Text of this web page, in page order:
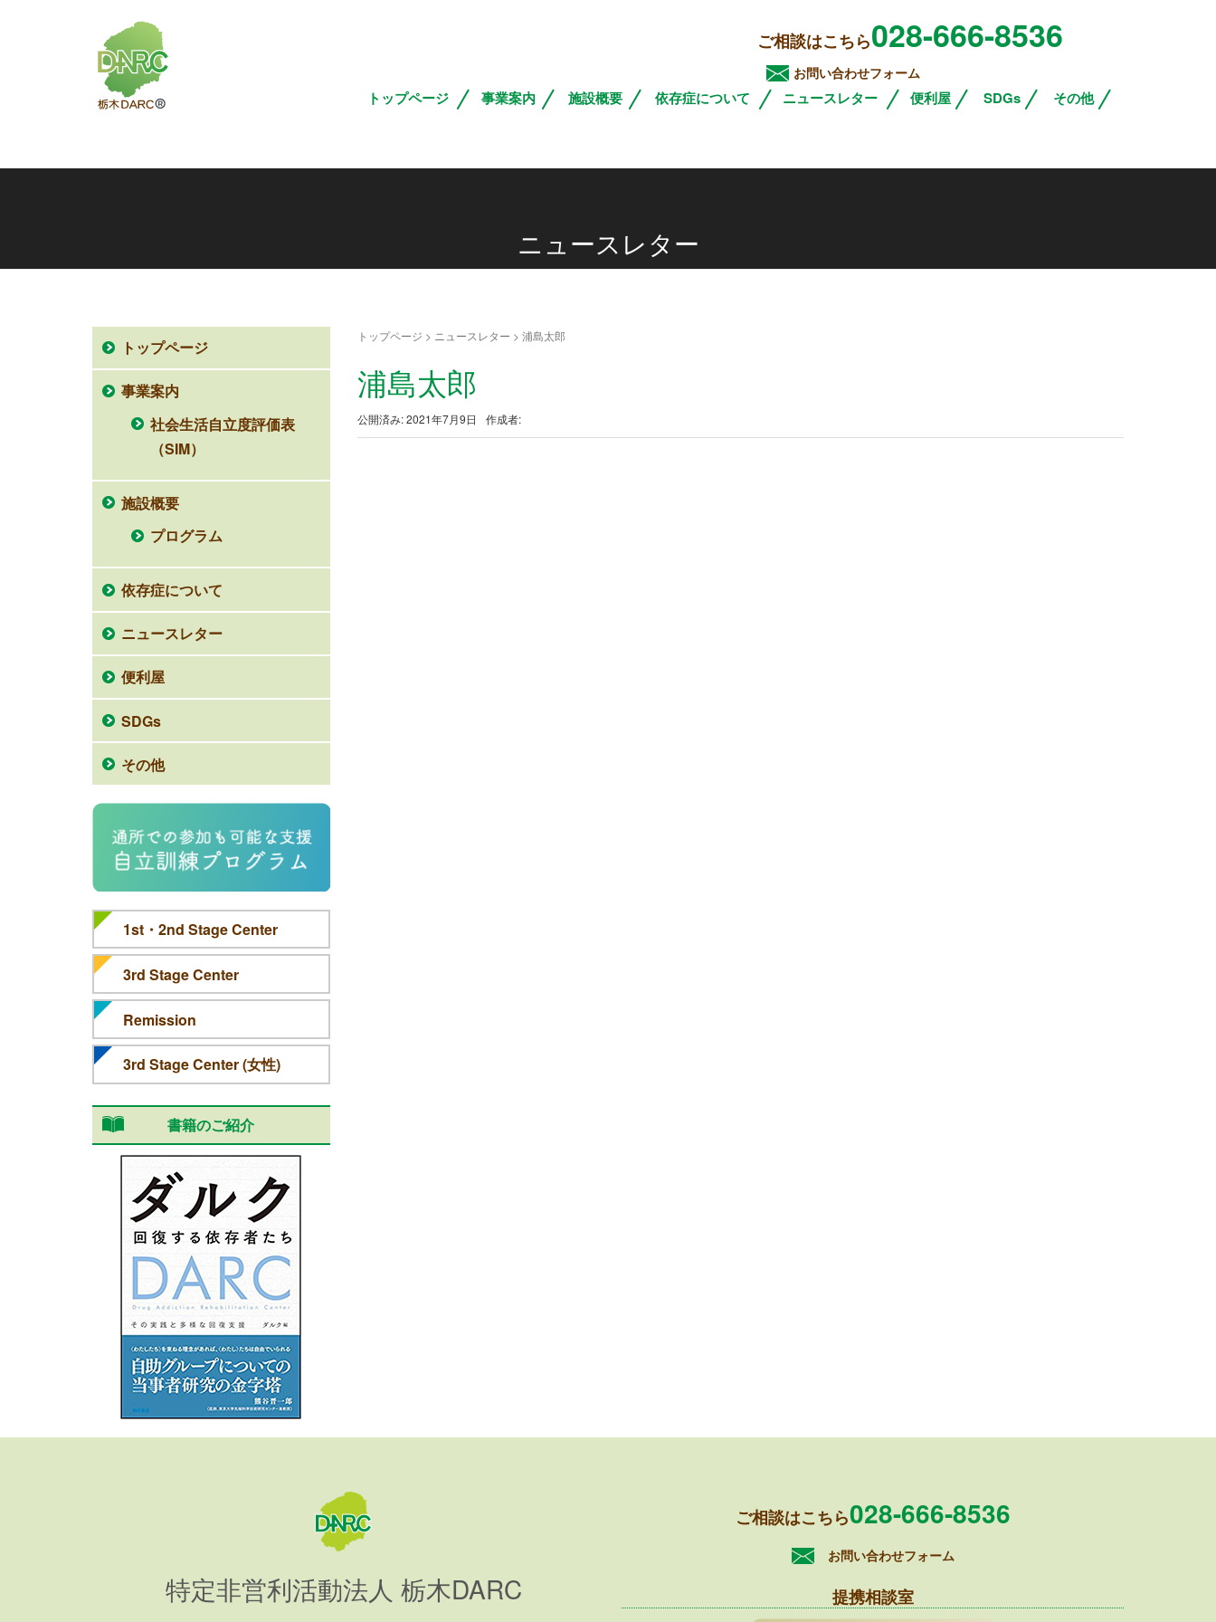
ご相談はこちら028-666-8536
お問い合わせフォーム
トップページ 事業案内 施設概要 依存症について ニュースレター 便利屋 SDGs その他
ニュースレター
トップページ > ニュースレター > 浦島太郎
浦島太郎
公開済み: 2021年7月9日 作成者:
トップページ
事業案内
社会生活自立度評価表
（SIM）
施設概要
プログラム
依存症について
ニュースレター
便利屋
SDGs
その他
1st・2nd Stage Center
3rd Stage Center
Remission
3rd Stage Center (女性)
書籍のご紹介
特定非営利活動法人 栃木DARC
ご相談はこちら028-666-8536
お問い合わせフォーム
提携相談室